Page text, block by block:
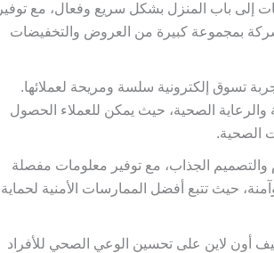
إلى باب المنزل بشكل سريع وفعال، مع توفير
بمجموعة كبيرة من العروض والتخفيضات
تسوق إلكترونية سلسة ومريحة لعملائها.
الصحية، حيث يمكن للعملاء الحصول
الصحية.
والتصميم الجذاب، مع توفير معلومات مفصلة
حيث تتبع أفضل الممارسات الأمنية لحماية
أون لاين على تحسين الوعي الصحي للأفراد